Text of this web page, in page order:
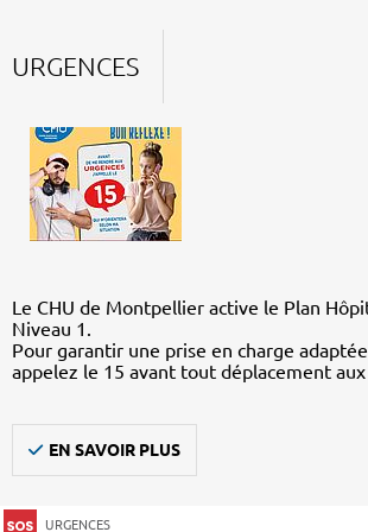
URGENCES
Le CHU de Montpellier active le Plan
Niveau 1.
Pour garantir une prise en charge
appelez le 15 avant tout déplacement aux
EN SAVOIR PLUS
URGENCES